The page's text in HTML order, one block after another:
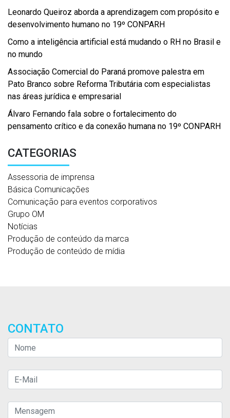
Leonardo Queiroz aborda a aprendizagem com propósito e
desenvolvimento humano no 19º CONPARH
Como a inteligência artificial está mudando o RH no Brasil e
no mundo
Associação Comercial do Paraná promove palestra em
Pato Branco sobre Reforma Tributária com especialistas
nas áreas jurídica e empresarial
Álvaro Fernando fala sobre o fortalecimento do
pensamento crítico e da conexão humana no 19º CONPARH
CATEGORIAS
Assessoria de imprensa
Básica Comunicações
Comunicação para eventos corporativos
Grupo OM
Notícias
Produção de conteúdo da marca
Produção de conteúdo de mídia
CONTATO